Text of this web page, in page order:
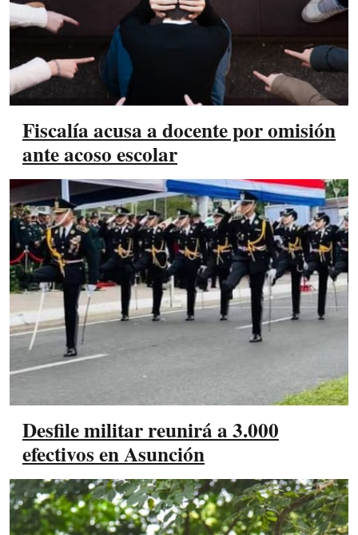
Fiscalía acusa a docente por omisión
ante acoso escolar
Desfile militar reunirá a 3.000
efectivos en Asunción